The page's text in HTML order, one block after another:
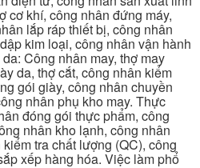
cơ khí, công nhân đứng máy,
lắp ráp thiết bị, công nhân
kim loại, công nhân vận hành
Công nhân may, thợ may
da, thợ cắt, công nhân kiểm
gói giày, công nhân chuyền
nhân phụ kho may. Thực
đóng gói thực phẩm, công
nhân kho lạnh, công nhân
tra chất lượng (QC), công
xếp hàng hóa. Việc làm phổ